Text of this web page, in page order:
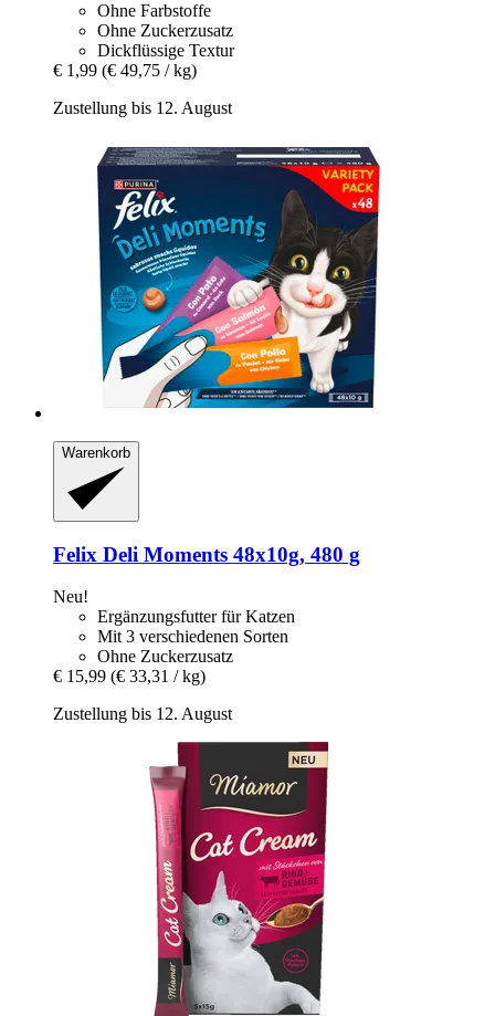
Ohne Farbstoffe
Ohne Zuckerzusatz
Dickflüssige Textur
€ 1,99 (€ 49,75 / kg)
Zustellung bis 12. August
Warenkorb
Felix Deli Moments 48x10g, 480 g
Neu!
Ergänzungsfutter für Katzen
Mit 3 verschiedenen Sorten
Ohne Zuckerzusatz
€ 15,99 (€ 33,31 / kg)
Zustellung bis 12. August